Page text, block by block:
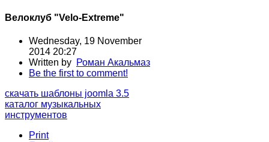
Велоклуб "Velo-Extreme"
Wednesday, 19 November
2014 20:27
Written by Роман Акальмаз
Be the first to comment!
скачать шаблоны joomla 3.5
каталог музыкальных
инструментов
Print